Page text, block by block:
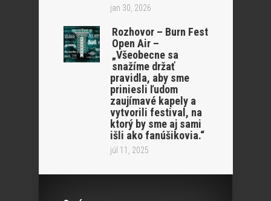
jan 30, 2026
Rozhovor – Burn Fest
Open Air –
„Všeobecne sa
snažíme držať
pravidla, aby sme
priniesli ľudom
zaujímavé kapely a
vytvorili festival, na
ktorý by sme aj sami
išli ako fanúšikovia.“
júl 11, 2025